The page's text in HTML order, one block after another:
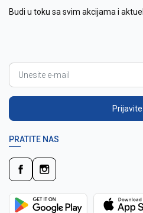
Budi u toku sa svim akcijama i
PRATITE NAS